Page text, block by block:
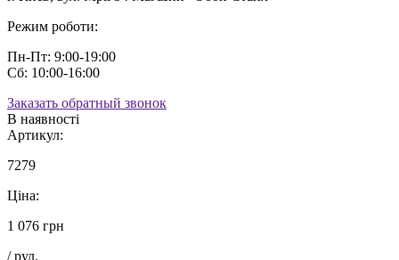
Режим роботи:
Пн-Пт: 9:00-19:00
Сб: 10:00-16:00
Заказать обратный звонок
В наявності
Артикул:
7279
Ціна:
1 076 грн
/ рул.